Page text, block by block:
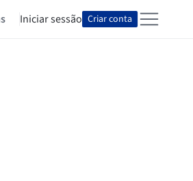
Iniciar sessão Criar conta